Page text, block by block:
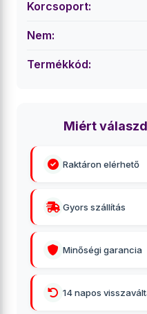
Korcsoport:
Nem:
Termékkód:
Miért
Raktáron elérhető
Gyors szállítás
Minőségi garancia
14 napos